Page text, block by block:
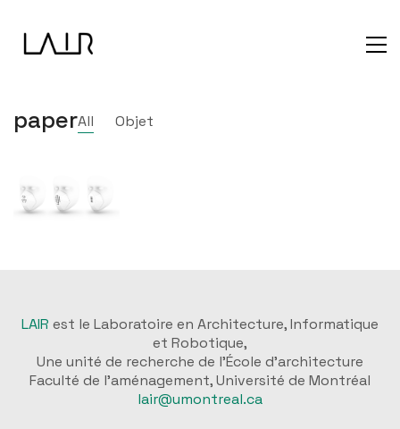
paperAll Objet
LAIR est le Laboratoire en Architecture, Informatique
et Robotique,
Une unité de recherche de l'École d'architecture
Faculté de l'aménagement, Université de Montréal
lair@umontreal.ca